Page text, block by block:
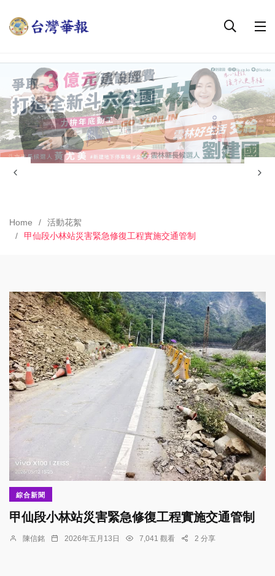
Home
活動花絮
甲仙段小林站災害緊急修復工程實施交通管制
綜合新聞
甲仙段小林站災害緊急修復工程實施交通管制
陳信銘 2026年五月13日 7,041 觀看 2 分享